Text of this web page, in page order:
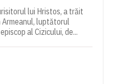
lui Hristos, a trăit
Armeanul, luptătorul
al Cizicului, de...